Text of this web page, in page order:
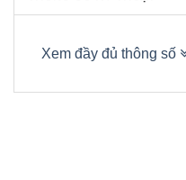
Xem đầy đủ thông số